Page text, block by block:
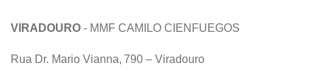
VIRADOURO - MMF CAMILO CIENFUEGOS
Rua Dr. Mario Vianna, 790 – Viradouro